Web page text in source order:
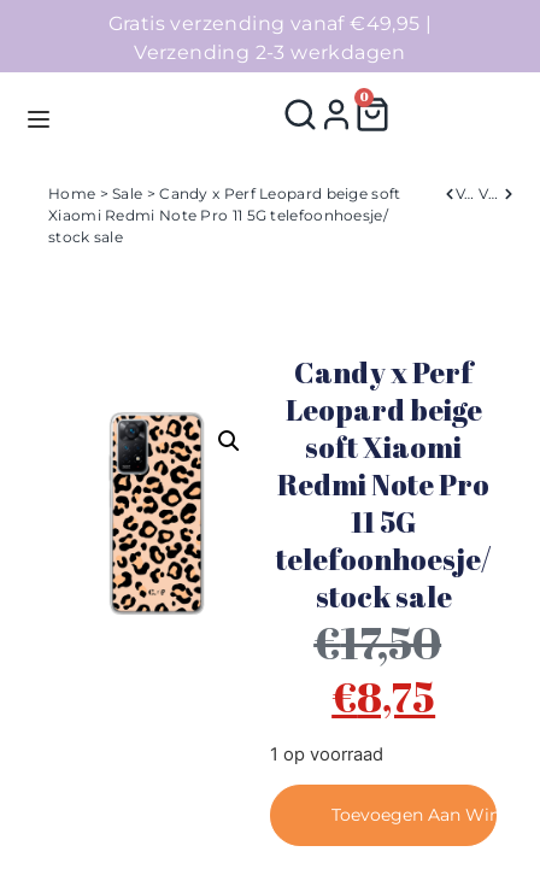
Gratis verzending vanaf €49,95 |
Verzending 2-3 werkdagen
0
Homepage
Collecties
Home >Sale > Candy x Perf Leopard beige soft
Xiaomi Redmi Note Pro 11 5G telefoonhoesje/
stock sale
Verleden Volgend
Candy x Perf
Leopard beige
soft Xiaomi
Redmi Note Pro
11 5G
telefoonhoesje/
stock sale
€17,50
€8,75
1 op voorraad
Toevoegen Aan